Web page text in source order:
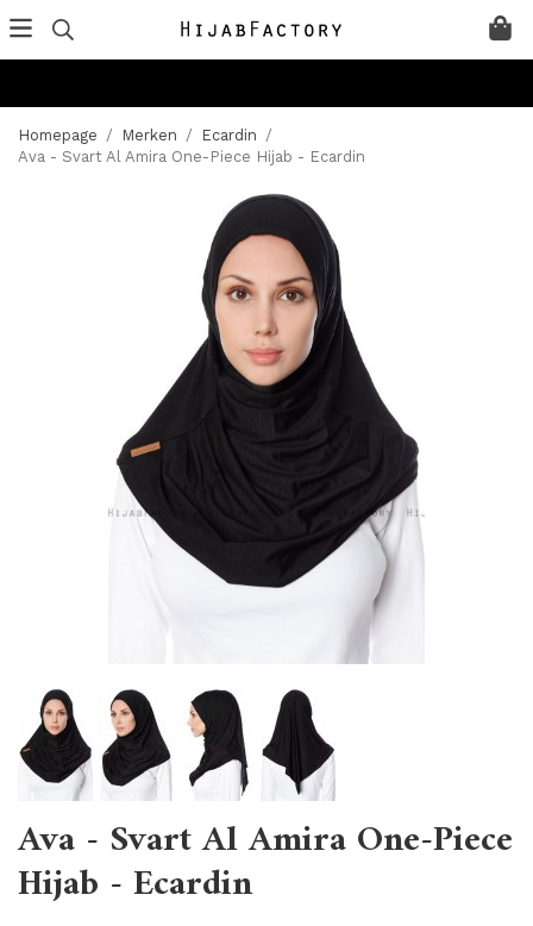
Homepage / Merken / Ecardin /
Ava - Svart Al Amira One-Piece Hijab - Ecardin
Ava - Svart Al Amira One-Piece
Hijab - Ecardin